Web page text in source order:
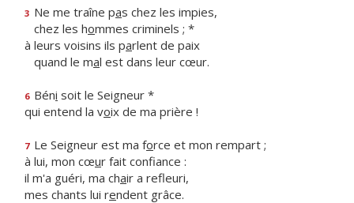
3 Ne me traîne pas chez les impies,
chez les hommes criminels ; *
à leurs voisins ils parlent de paix
quand le mal est dans leur cœur.
6 Béni soit le Seigneur *
qui entend la voix de ma prière !
7 Le Seigneur est ma force et mon rempart ;
à lui, mon cœur fait confiance :
il m'a guéri, ma chair a refleuri,
mes chants lui rendent grâce.